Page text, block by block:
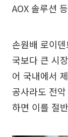
AOX 솔루션
손원배 로이
국보다 큰 시
어 국내에서
공사라도 전
하면 이를 절